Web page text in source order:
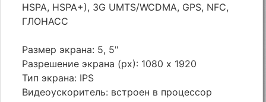
HSPA, HSPA+), 3G UMTS/WCDMA, GPS, NFC,
ГЛОНАСС
Размер экрана: 5, 5"
Разрешение экрана (px): 1080 x 1920
Тип экрана: IPS
Видеоускоритель: встроен в процессор